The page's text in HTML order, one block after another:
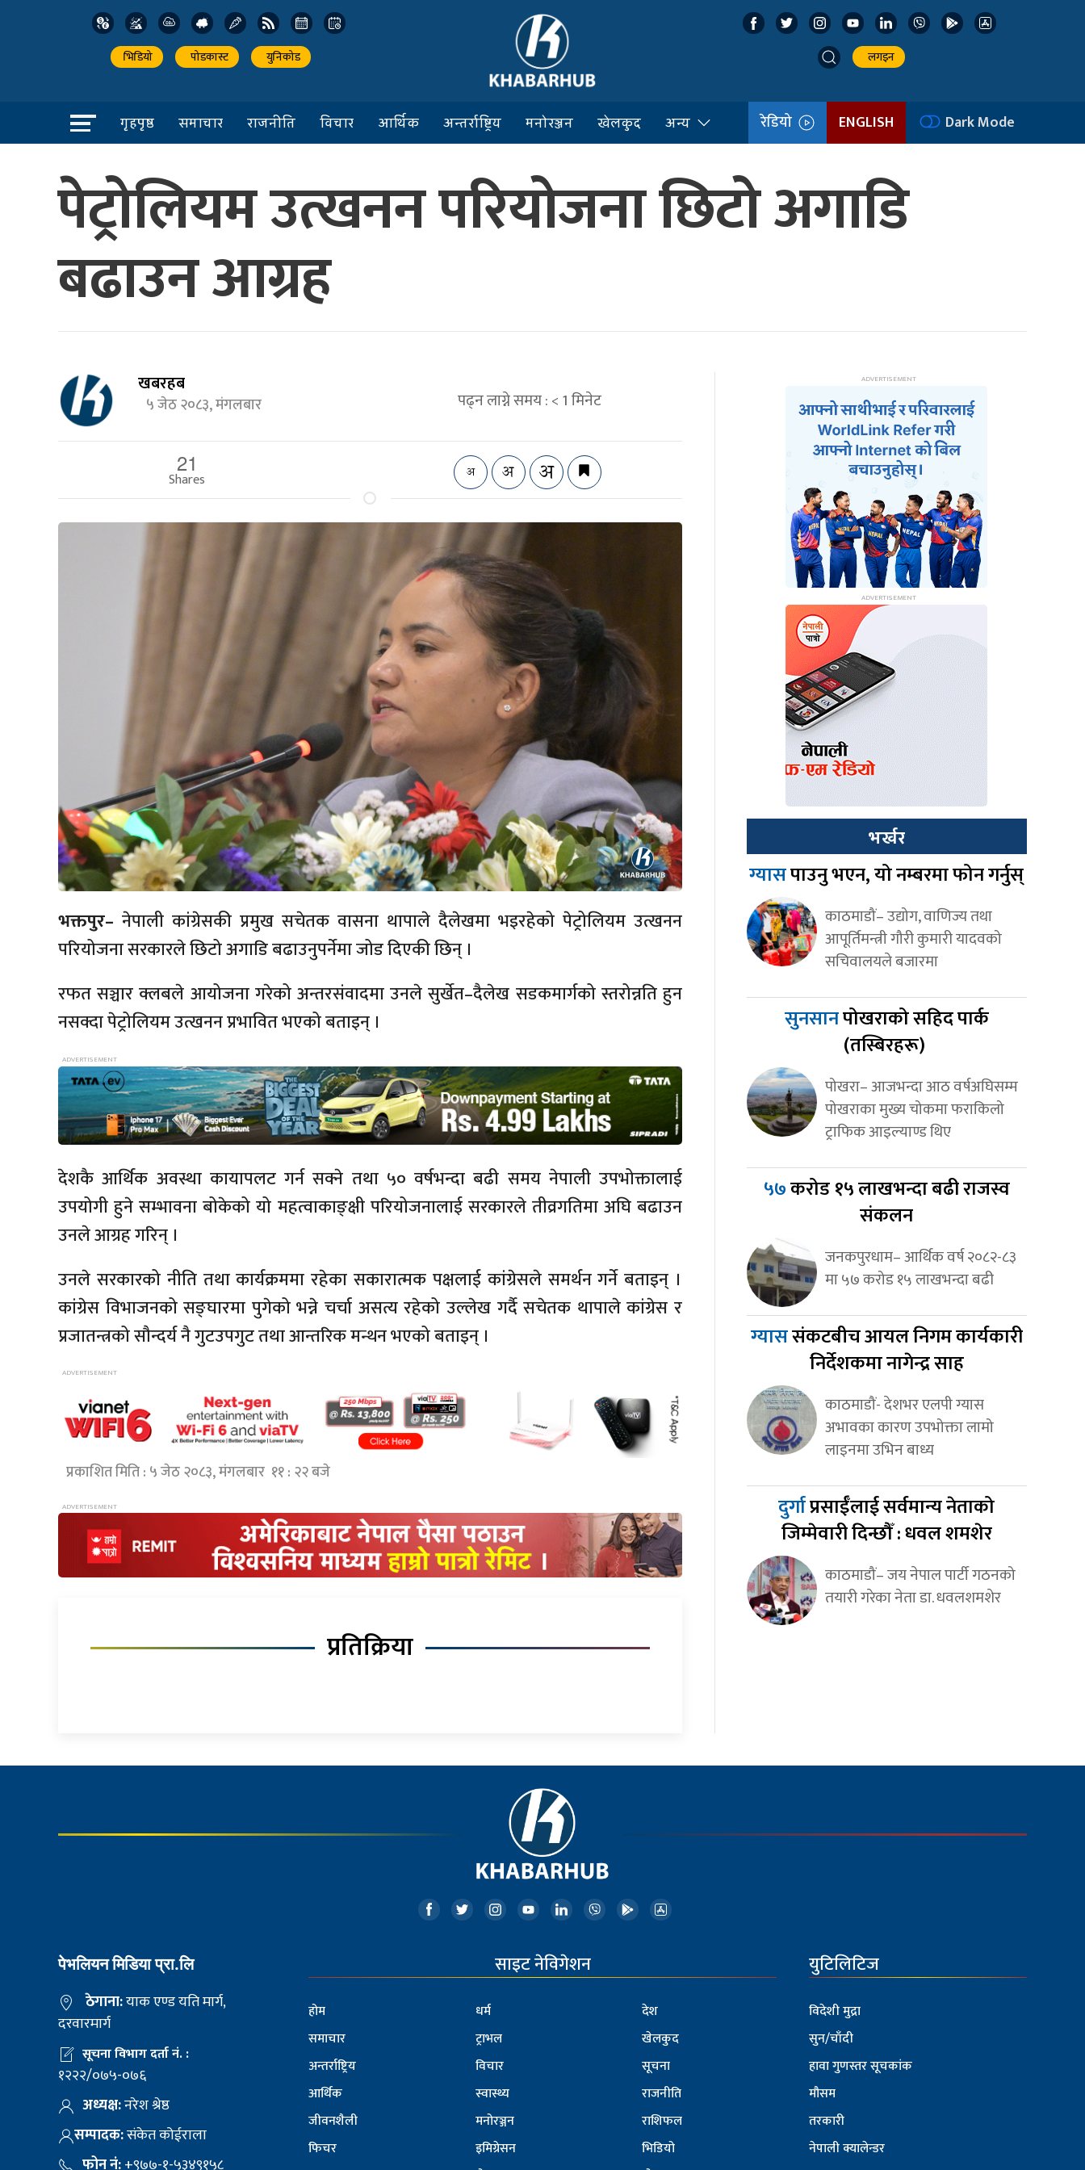
भिडियो पोडकास्ट युनिकोड लगइन
गृहपृष्ठ समाचार राजनीति विचार आर्थिक अन्तर्राष्ट्रिय मनोरञ्जन खेलकुद अन्य रेडियो ENGLISH Dark Mode
पेट्रोलियम उत्खनन परियोजना छिटो अगाडि
बढाउन आग्रह
खबरहब
५ जेठ २०८३, मंगलबार पढ्न लाग्ने समय :< 1मिनेट
21
Shares
भक्तपुर– नेपाली कांग्रेसकी प्रमुख सचेतक वासना थापाले दैलेखमा भइरहेको पेट्रोलियम उत्खनन
परियोजना सरकारले छिटो अगाडि बढाउनुपर्नेमा जोड दिएकी छिन् ।
रफत सञ्चार क्लबले आयोजना गरेको अन्तरसंवादमा उनले सुर्खेत–दैलेख सडकमार्गको स्तरोन्नति हुन
नसक्दा पेट्रोलियम उत्खनन प्रभावित भएको बताइन् ।
देशकै आर्थिक अवस्था कायापलट गर्न सक्ने तथा ५० वर्षभन्दा बढी समय नेपाली उपभोक्तालाई
उपयोगी हुने सम्भावना बोकेको यो महत्वाकाङ्क्षी परियोजनालाई सरकारले तीव्रगतिमा अघि बढाउन
उनले आग्रह गरिन् ।
उनले सरकारको नीति तथा कार्यक्रममा रहेका सकारात्मक पक्षलाई कांग्रेसले समर्थन गर्ने बताइन् ।
कांग्रेस विभाजनको सङ्घारमा पुगेको भन्ने चर्चा असत्य रहेको उल्लेख गर्दै सचेतक थापाले कांग्रेस र
प्रजातन्त्रको सौन्दर्य नै गुटउपगुट तथा आन्तरिक मन्थन भएको बताइन् ।
प्रकाशित मिति : ५ जेठ २०८३, मंगलबार ११ : २२ बजे
प्रतिक्रिया
भर्खर
ग्यासपाउनु भएन, यो नम्बरमा फोन गर्नुस्
काठमाडौं– उद्योग, वाणिज्य तथा
आपूर्तिमन्त्री गौरी कुमारी यादवको
सचिवालयले बजारमा
सुनसानपोखराको सहिद पार्क
(तस्बिरहरू)
पोखरा– आजभन्दा आठ वर्षअघिसम्म
पोखराका मुख्य चोकमा फराकिलो
ट्राफिक आइल्याण्ड थिए
५७करोड १५ लाखभन्दा बढी राजस्व
संकलन
जनकपुरधाम– आर्थिक वर्ष २०८२-८३
मा ५७ करोड १५ लाखभन्दा बढी
ग्याससंकटबीच आयल निगम कार्यकारी
निर्देशकमा नागेन्द्र साह
काठमाडौं- देशभर एलपी ग्यास
अभावका कारण उपभोक्ता लामो
लाइनमा उभिन बाध्य
दुर्गाप्रसाईँलाई सर्वमान्य नेताको
जिम्मेवारी दिन्छौँ : धवल शमशेर
काठमाडौं– जय नेपाल पार्टी गठनको
तयारी गरेका नेता डा. धवलशमशेर
पेभलियन मिडिया प्रा.लि
ठेगाना:याक एण्ड यति मार्ग,
दरवारमार्ग
सूचना विभाग दर्ता नं. :
१२२२/०७५-०७६
अध्यक्ष:नरेश श्रेष्ठ
सम्पादक:संकेत कोईराला
फोन नं:+९७७-१-५३४९१५८
साइट नेविगेशन
होम
समाचार
अन्तर्राष्ट्रिय
आर्थिक
जीवनशैली
फिचर
धर्म
ट्राभल
विचार
स्वास्थ्य
मनोरञ्जन
इमिग्रेसन
देश
खेलकुद
सूचना
राजनीति
राशिफल
भिडियो
युटिलिटिज
विदेशी मुद्रा
सुन/चाँदी
हावा गुणस्तर सूचकांक
मौसम
तरकारी
नेपाली क्यालेन्डर